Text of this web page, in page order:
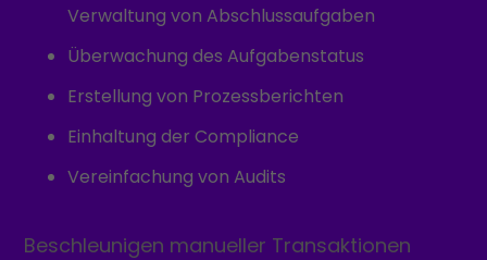
Verwaltung von Abschlussaufgaben
Überwachung des Aufgabenstatus
Erstellung von Prozessberichten
Einhaltung der Compliance
Vereinfachung von Audits
Beschleunigen manueller Transaktionen